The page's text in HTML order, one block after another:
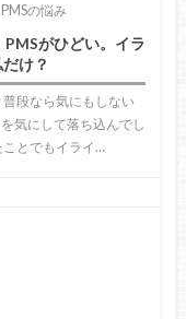
の悩み
PMSがひどい。イラ
け？
普段なら気にもしない
気にして落ち込んでし
ことでもイライ…